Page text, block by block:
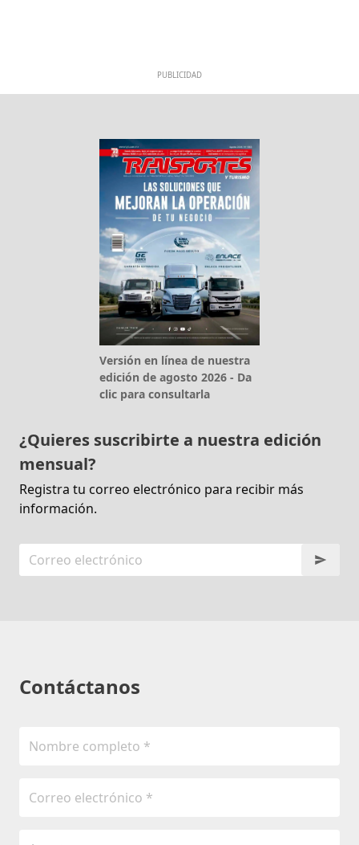
PUBLICIDAD
Versión en línea de nuestra
edición de agosto 2026 - Da
clic para consultarla
¿Quieres suscribirte a nuestra edición
mensual?
Registra tu correo electrónico para recibir más
información.
Contáctanos